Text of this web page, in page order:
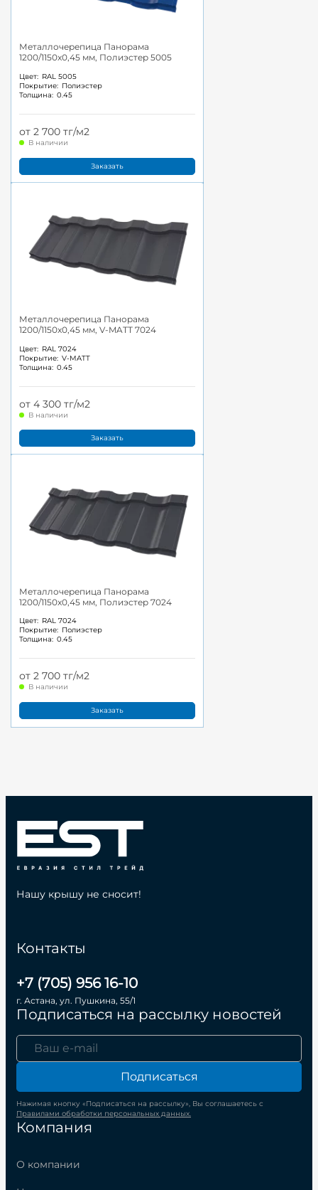
Металлочерепица Панорама
1200/1150x0,45 мм, Полиэстер 5005
Цвет: RAL 5005
Покрытие: Полиэстер
Толщина: 0.45
от 2 700 тг/м2
В наличии
Заказать
Металлочерепица Панорама
1200/1150x0,45 мм, V-MATT 7024
Цвет: RAL 7024
Покрытие: V-MATT
Толщина: 0.45
от 4 300 тг/м2
В наличии
Заказать
Металлочерепица Панорама
1200/1150x0,45 мм, Полиэстер 7024
Цвет: RAL 7024
Покрытие: Полиэстер
Толщина: 0.45
от 2 700 тг/м2
В наличии
Заказать
Компания
О компании
Контакты
+7 (705) 956 16-10
г. Астана, ул. Пушкина, 55/1
Подписаться на рассылку новостей
Подписаться
Нажимая кнопку «Подписаться на рассылку», Вы соглашаетесь с
Правилами обработки персональных данных.
Нашу крышу не сносит!